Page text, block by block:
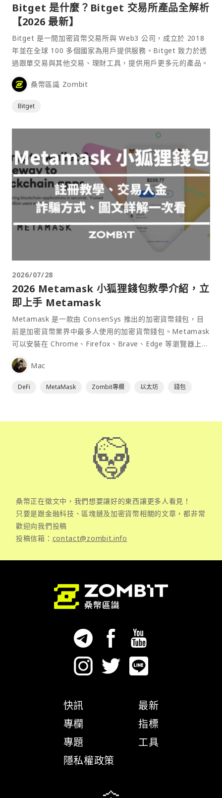
Bitget 是什麼？Bitget 交易所產品全解析
【2026 最新】
Bitget 是一間加密貨幣交易所與 Web3 公司，成立於 2018
年並在全球 100 多個國家為用戶提供服務。Bitget 致力於透
過跟單交易與其他交易、理財工具，提供用戶更多元的產品。
桑幣區識 Zombit
Bitget
2026/07/28
2026 Metamask 小狐狸錢包教學介紹，立
即上手 Metamask
Metamask 是一款由 ConsenSys 推出的加密貨幣錢包，目
前是加密貨幣業界中最多人使用的加密貨幣錢包。Metamask
可以安裝在 Chrome、Firefox、Brave、Edge 等瀏覽器上作
為插件使用，具備許多功能且使用上非常方便。
Mac
DeFi MetaMask Zombit專欄 以太坊 錢包
桑幣正在徵文中，我們想要讓好的東西讓更多人看見！
只要是跟金融科技、區塊鏈及加密貨幣相關的文章，都非常
歡迎向我們投稿
投稿信箱： contact@zombit.info
快訊
專欄
專題
隱私權政策
最新
指標
工具